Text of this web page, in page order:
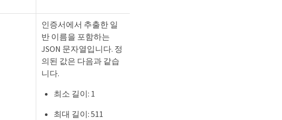
인증서에서 추출한 일
반 이름을 포함하는
JSON 문자열입니다. 정
의된 값은 다음과 같습
니다.
최소 길이: 1
최대 길이: 511